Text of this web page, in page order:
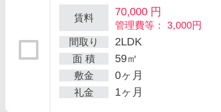
賃料 70,000 円
管理費等： 3,000円
間取り
2LDK
面 積 59㎡
敷金 0ヶ月
礼金 1ヶ月